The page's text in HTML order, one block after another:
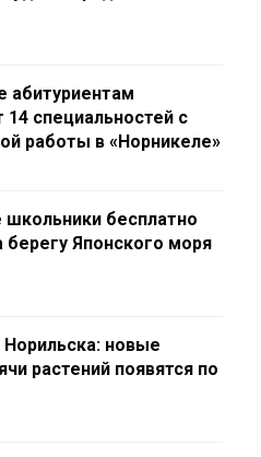
абитуриентам
14 специальностей с
работы в «Норникеле»
школьники бесплатно
берегу Японского моря
новые
растений появятся по